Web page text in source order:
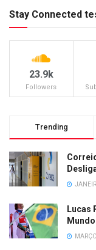
Stay Connected
23.9k
Followers
Trending
Lucas